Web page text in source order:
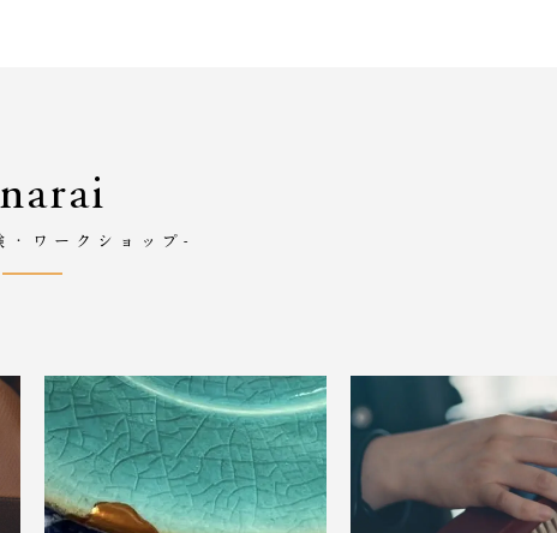
・ワークショップ-